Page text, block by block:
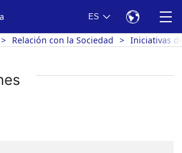
ES
Relación con la Sociedad Iniciativas